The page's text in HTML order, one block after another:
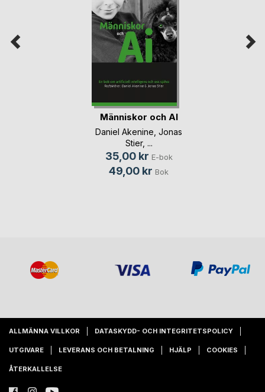
Människor och AI
Daniel Akenine Jonas
Stier, ...
35,00 kr E-bok
49,00 kr Bok
ALLMÄNNA VILLKOR DATASKYDD- OCH INTEGRITETSPOLICY
UTGIVARE LEVERANS OCH BETALNING HJÄLP COOKIES
ÅTERKALLELSE